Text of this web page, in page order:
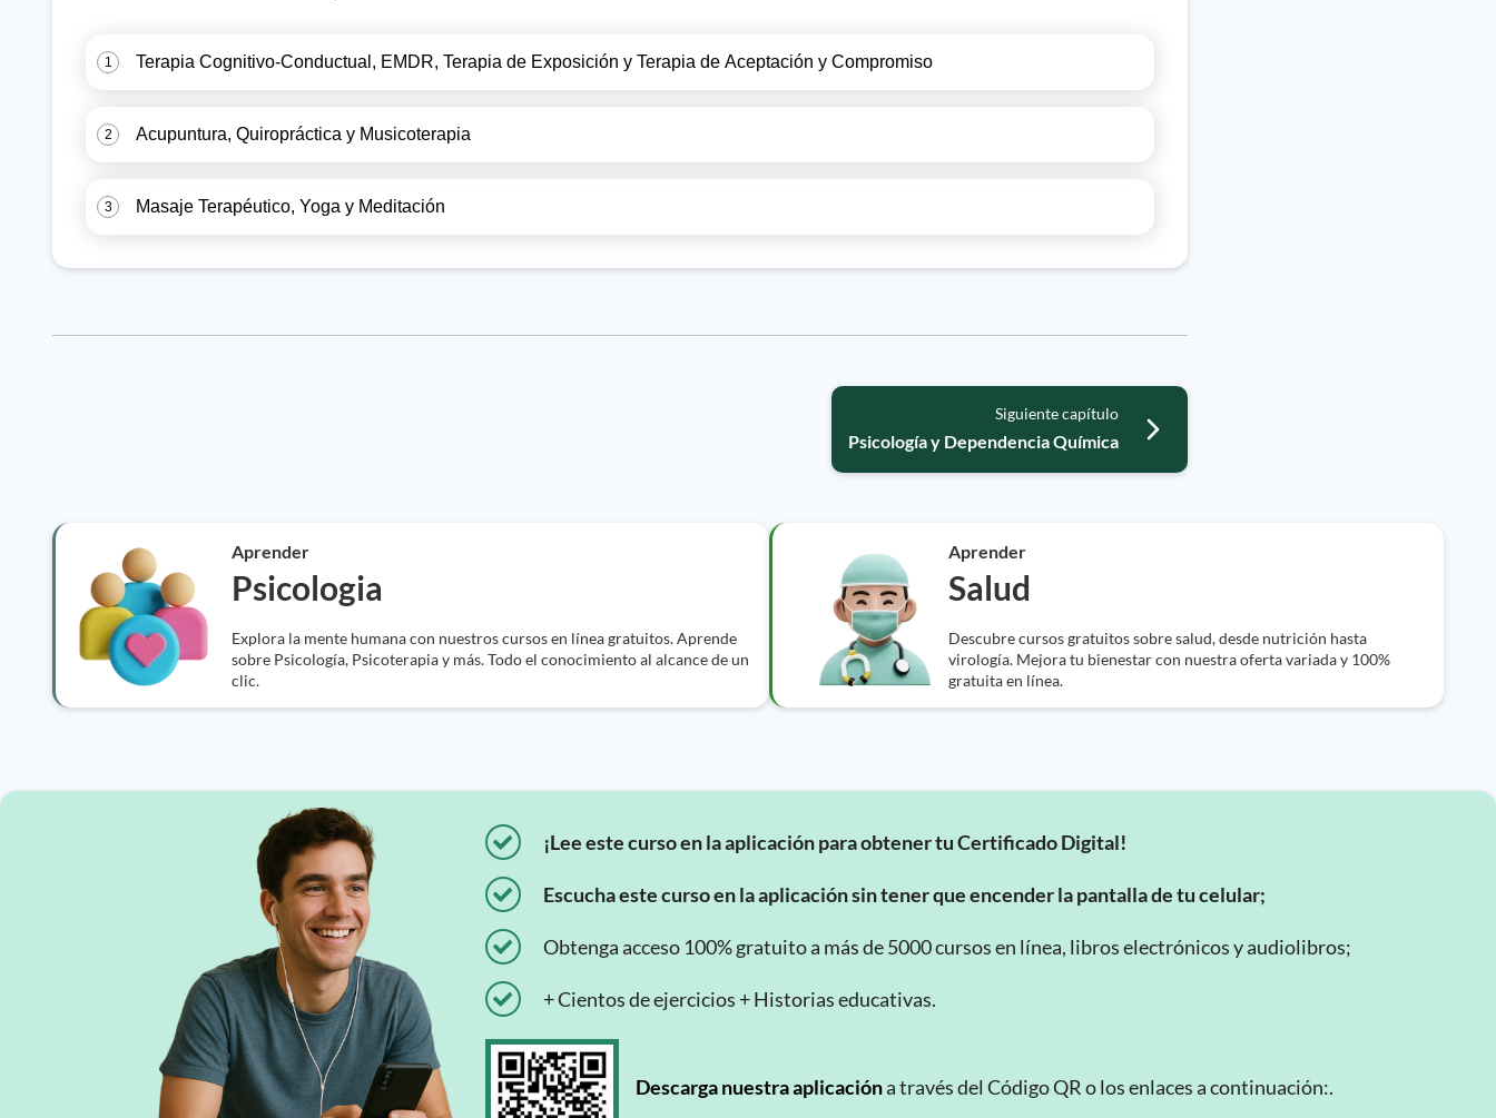
1 Terapia Cognitivo-Conductual, EMDR, Terapia de Exposición y Terapia de Aceptación y Compromiso
2 Acupuntura, Quiropráctica y Musicoterapia
3 Masaje Terapéutico, Yoga y Meditación
Siguiente capítulo
Psicología y Dependencia Química
Aprender
Psicologia
Explora la mente humana con nuestros cursos en línea gratuitos. Aprende
sobre Psicología, Psicoterapia y más. Todo el conocimiento al alcance de un
clic.
Aprender
Salud
Descubre cursos gratuitos sobre salud, desde nutrición hasta
virología. Mejora tu bienestar con nuestra oferta variada y 100%
gratuita en línea.
¡Lee este curso en la aplicación para obtener tu Certificado Digital!
Escucha este curso en la aplicación sin tener que encender la pantalla de tu celular;
Obtenga acceso 100% gratuito a más de 5000 cursos en línea, libros electrónicos y audiolibros;
+ Cientos de ejercicios + Historias educativas.
Descarga nuestra aplicacióna través del Código QR o los enlaces a continuación:.